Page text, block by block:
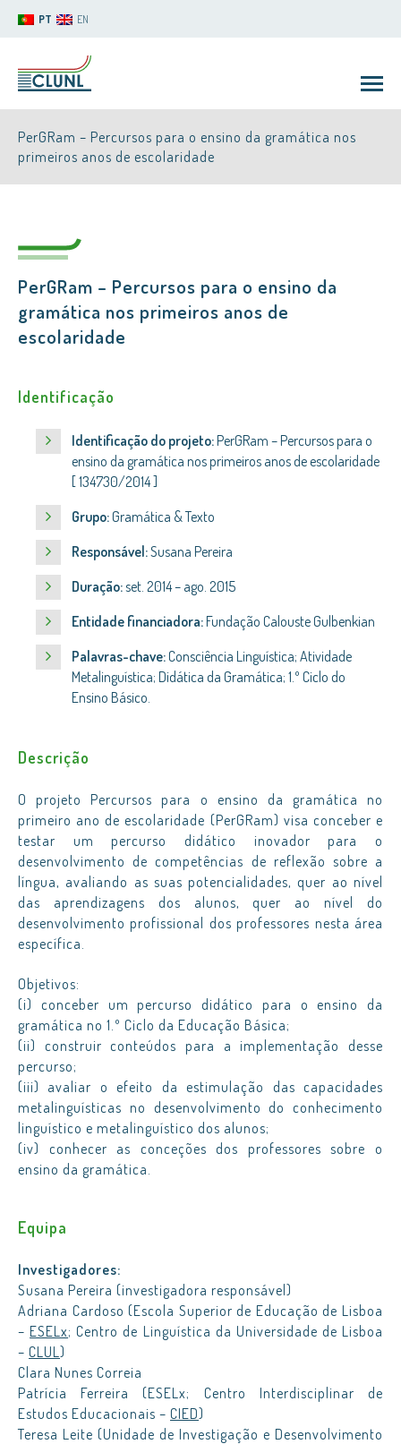
PT EN
CLUNL
PerGRam – Percursos para o ensino da gramática nos
primeiros anos de escolaridade
PerGRam – Percursos para o ensino da
gramática nos primeiros anos de
escolaridade
Identificação
Identificação do projeto:PerGRam – Percursos para o
ensino da gramática nos primeiros anos de escolaridade
[ 134730/2014 ]
Grupo:Gramática & Texto
Responsável:Susana Pereira
Duração:set. 2014 – ago. 2015
Entidade financiadora:Fundação Calouste Gulbenkian
Palavras-chave:Consciência Linguística; Atividade
Metalinguística; Didática da Gramática; 1.º Ciclo do
Ensino Básico.
Descrição
O projeto Percursos para o ensino da gramática no
primeiro ano de escolaridade (PerGRam) visa conceber e
testar um percurso didático inovador para o
desenvolvimento de competências de reflexão sobre a
língua, avaliando as suas potencialidades, quer ao nível
das aprendizagens dos alunos, quer ao nível do
desenvolvimento profissional dos professores nesta área
específica.
Objetivos:
(i) conceber um percurso didático para o ensino da
gramática no 1.º Ciclo da Educação Básica;
(ii) construir conteúdos para a implementação desse
percurso;
(iii) avaliar o efeito da estimulação das capacidades
metalinguísticas no desenvolvimento do conhecimento
linguístico e metalinguístico dos alunos;
(iv) conhecer as conceções dos professores sobre o
ensino da gramática.
Equipa
Investigadores:
Susana Pereira (investigadora responsável)
Adriana Cardoso (Escola Superior de Educação de Lisboa
–ESELx; Centro de Linguística da Universidade de Lisboa
– CLUL)
Clara Nunes Correia
Patrícia Ferreira (ESELx; Centro Interdisciplinar de
Estudos Educacionais – CIED)
Teresa Leite (Unidade de Investigação e Desenvolvimento